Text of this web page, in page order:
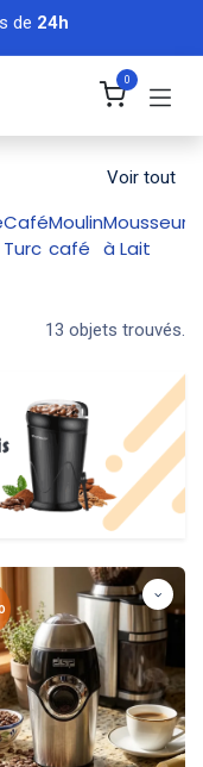
de 24h
0
Voir tout
Café
Turc
Moulin
café
Mousseur
à Lait
13 objets trouvés.